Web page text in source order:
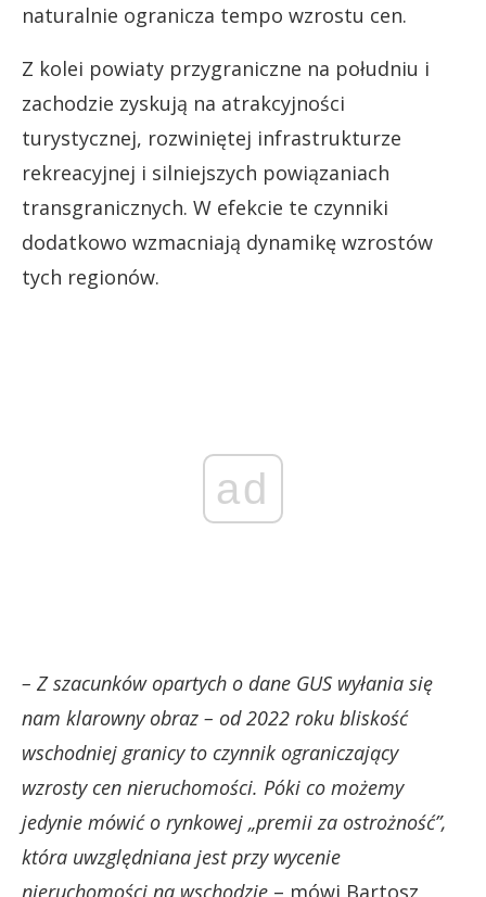
naturalnie ogranicza tempo wzrostu cen.
Z kolei powiaty przygraniczne na południu i
zachodzie zyskują na atrakcyjności
turystycznej, rozwiniętej infrastrukturze
rekreacyjnej i silniejszych powiązaniach
transgranicznych. W efekcie te czynniki
dodatkowo wzmacniają dynamikę wzrostów
tych regionów.
ad
– Z szacunków opartych o dane GUS wyłania się
nam klarowny obraz – od 2022 roku bliskość
wschodniej granicy to czynnik ograniczający
wzrosty cen nieruchomości. Póki co możemy
jedynie mówić o rynkowej „premii za ostrożność”,
która uwzględniana jest przy wycenie
nieruchomości na wschodzie – mówi Bartosz